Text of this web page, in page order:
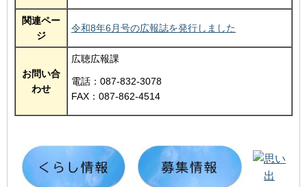
関連ペー
ジ
令和8年6月号の広報誌を発行しました
お問い合
わせ
広聴広報課
電話：087-832-3078
FAX：087-862-4514